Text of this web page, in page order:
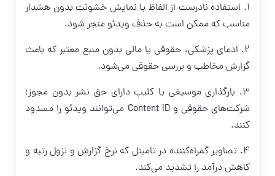
1. استفاده نادرست از الفاظ یا نمایش خشونت بدون هشدار
مناسب که ممکن است به حذف ویدئو منجر شود.
2. ادعای پزشکی، حقوقی یا مالی بدون منبع معتبر که باعث
گزارش مخاطب و بررسی حقوقی می‌شود.
3. بارگذاری موسیقی یا کلیپ دارای حق نشر بدون مجوز؛
شرکت‌های حقوقی و Content ID می‌توانند ویدئو را مسدود
کنند.
4. تصاویر گمراه‌کننده در تامبنل که نرخ گزارش و نزول رتبه و
کاهش درآمد را تشدید می‌کند.